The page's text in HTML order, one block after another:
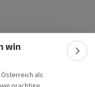
win
als